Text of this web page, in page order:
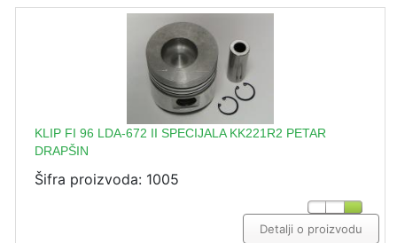
KLIP FI 96 LDA-672 II SPECIJALA KK221R2 PETAR
DRAPŠIN
Šifra proizvoda: 1005
Detalji o proizvodu